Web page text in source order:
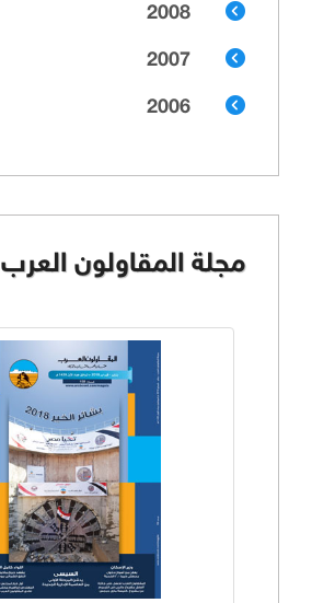
2008
2007
2006
مجلة المقاولون العرب